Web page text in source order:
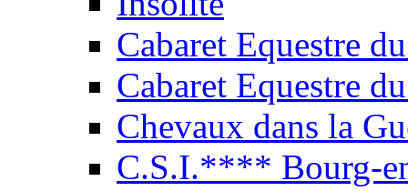
Cabaret Equestre
Cabaret Equestre
Chevaux dans la
C.S.I.**** Bourg-